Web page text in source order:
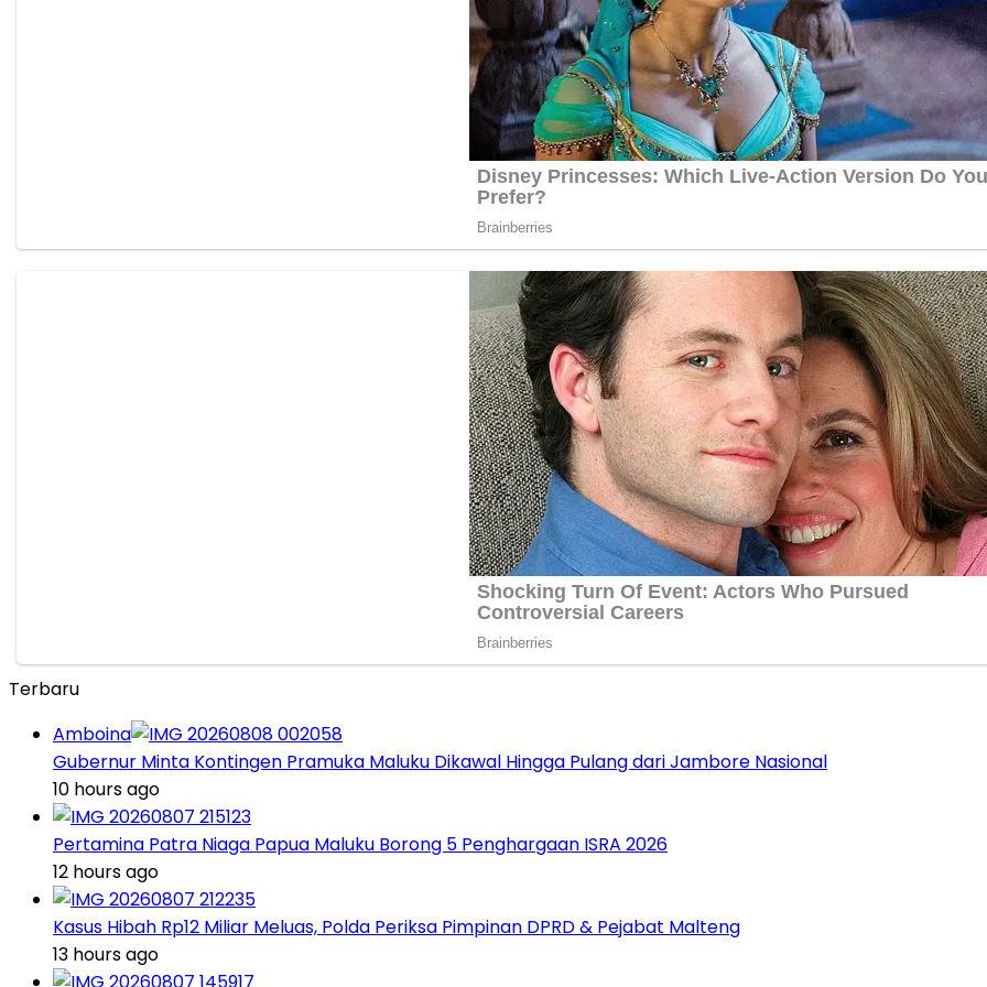
Terbaru
Amboina
Gubernur Minta Kontingen Pramuka Maluku Dikawal Hingga Pulang dari Jambore Nasional
10 hours ago
Pertamina Patra Niaga Papua Maluku Borong 5 Penghargaan ISRA 2026
12 hours ago
Kasus Hibah Rp12 Miliar Meluas, Polda Periksa Pimpinan DPRD & Pejabat Malteng
13 hours ago